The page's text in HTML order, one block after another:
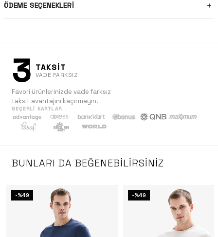
ÖDEME SEÇENEKLERI
3 TAKSİT
VADE FARKSIZ
Favori ürünlerinizde vade farksız
taksit avantajını kaçırmayın.
GEÇERLI KARTLAR
BUNLARI DA BEĞENEBILIRSINIZ
-%49 -%49